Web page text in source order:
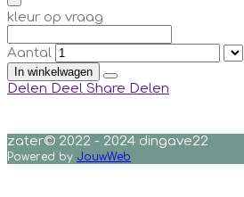
kleur op vraag
Aantal
In winkelwagen
Delen Deel Share Delen
zater© 2022 - 2024 dingave22
Powered by JouwWeb